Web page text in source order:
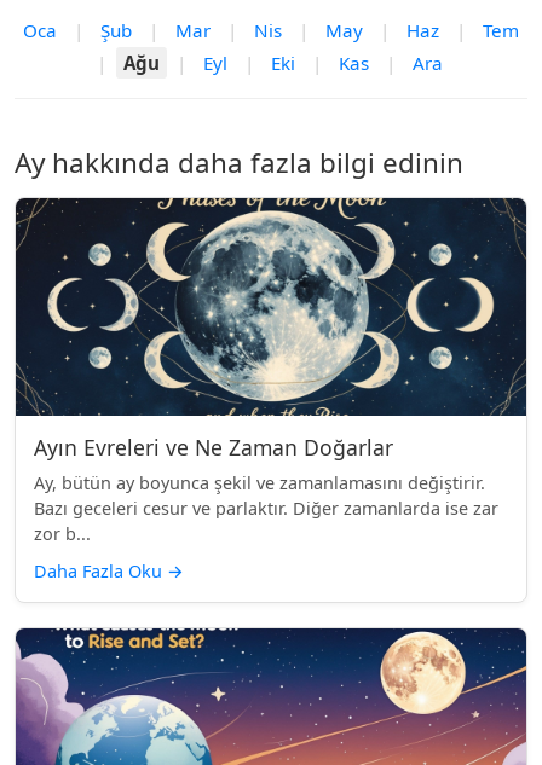
Oca | Şub | Mar | Nis | May | Haz |
Tem
|
Ağu | Eyl | Eki | Kas | Ara
Ay hakkında daha fazla bilgi edinin
Ayın Evreleri ve Ne Zaman Doğarlar
Ay, bütün ay boyunca şekil ve zamanlamasını değiştirir.
Bazı geceleri cesur ve parlaktır. Diğer zamanlarda ise zar
zor b...
Daha Fazla Oku →